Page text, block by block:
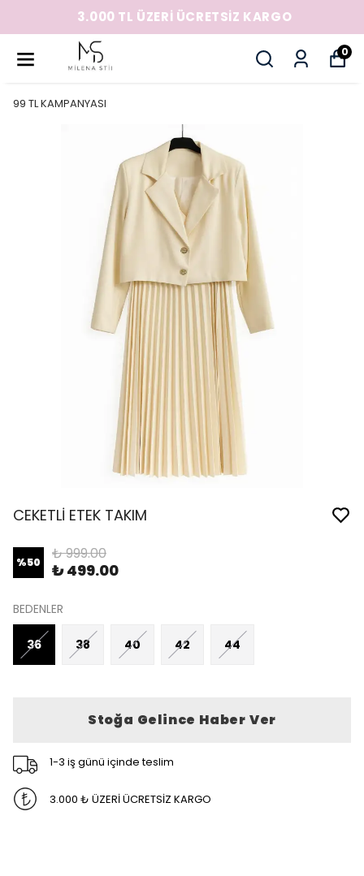
3.000 TL ÜZERİ ÜCRETSİZ KARGO
0
99 TL KAMPANYASI
CEKETLİ ETEK TAKIM
%50 ₺ 999.00
₺ 499.00
BEDENLER
36 38 40 42 44
Stoğa Gelince Haber Ver
1-3 iş günü içinde teslim
3.000 ₺ ÜZERİ ÜCRETSİZ KARGO